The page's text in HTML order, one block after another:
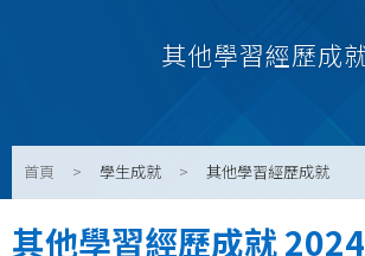
其他學習經歷成
首頁 > 學生成就 > 其他學習經歷成就
其他學習經歷成就